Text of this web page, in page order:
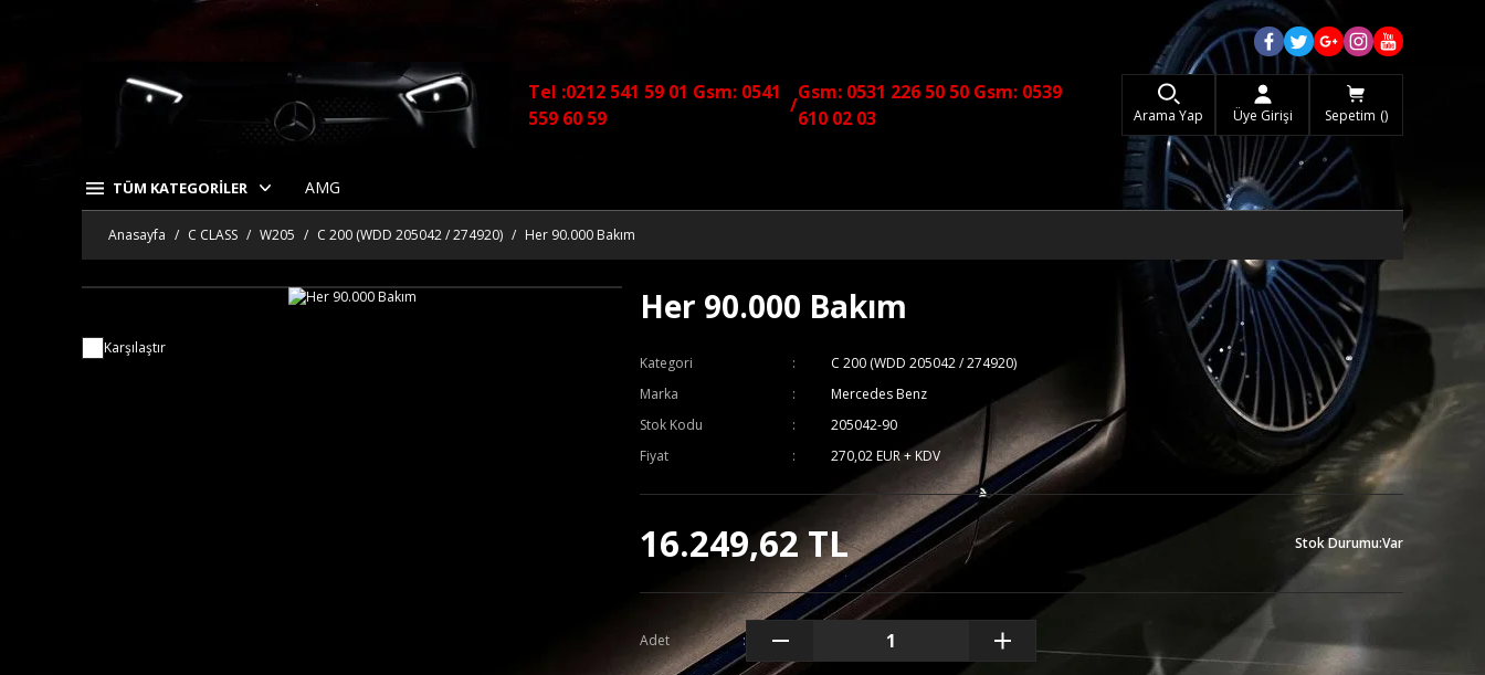
Tel :0212 541 59 01 Gsm: 0541
559 60 59
/
Gsm: 0531 226 50 50 Gsm: 0539
610 02 03
Arama Yap Üye Girişi Sepetim
TÜM KATEGORİLER AMG
Anasayfa C CLASS W205 C 200 (WDD 205042 / 274920) Her 90.000 Bakım
Karşılaştır
Her 90.000 Bakım
Kategori
C 200 (WDD 205042 / 274920)
Marka
Mercedes Benz
Stok Kodu
205042-90
Fiyat
270,02 EUR + KDV
16.249,62 TL Stok Durumu:Var
Adet